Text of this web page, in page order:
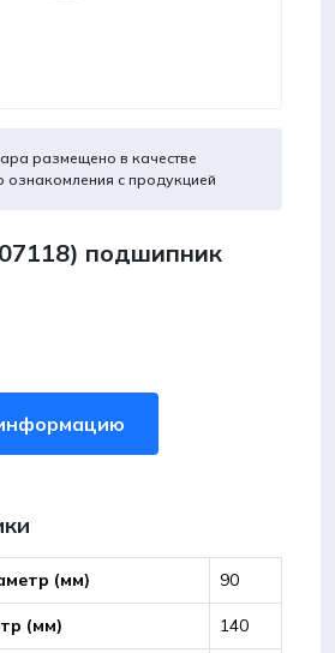
размещено в качестве
ознакомления с продукцией
подшипник
(мм) 90
(мм) 140